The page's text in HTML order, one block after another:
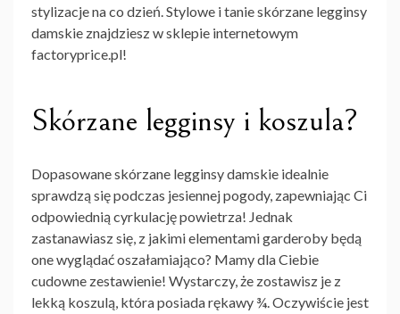
stylizacje na co dzień. Stylowe itanie skórzane legginsy
damskie znajdziesz w sklepie internetowym
factoryprice.pl!
Skórzane legginsy i koszula?
Dopasowane skórzane legginsy damskie idealnie
sprawdzą się podczas jesiennej pogody, zapewniając Ci
odpowiednią cyrkulację powietrza! Jednak
zastanawiasz się, z jakimi elementami garderoby będą
one wyglądać oszałamiająco? Mamy dla Ciebie
cudowne zestawienie! Wystarczy, że zostawisz je z
lekką koszulą, która posiada rękawy ¾. Oczywiście jest